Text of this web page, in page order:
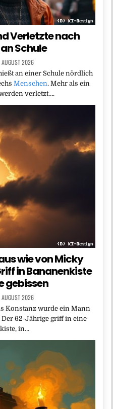
Verletzte nach
Schule
AUGUST 2026
an einer Schule nördlich
Menschen. Mehr als ein
verletzt….
wie von Micky
in Bananenkiste
gebissen
AUGUST 2026
Konstanz wurde ein Mann
62-Jährige griff in eine
in…